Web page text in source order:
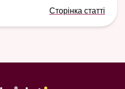
Сторінка статті